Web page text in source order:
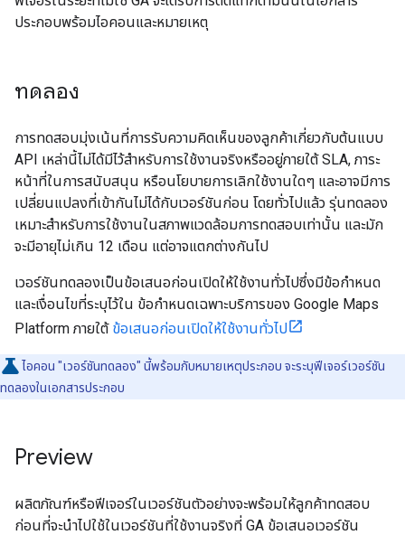
ประกอบพร้อมไอคอนและหมายเหตุ
ทดลอง
การทดสอบมุ่งเน้นที่การรับความคิดเห็นของลูกค้าเกี่ยวกับต้นแบบ
API เหล่านี้ไม่ได้มีไว้สำหรับการใช้งานจริงหรืออยู่ภายใต้ SLA, ภาระ
หน้าที่ในการสนับสนุน หรือนโยบายการเลิกใช้งานใดๆ และอาจมีการ
เปลี่ยนแปลงที่เข้ากันไม่ได้กับเวอร์ชันก่อน โดยทั่วไปแล้ว รุ่นทดลอง
เหมาะสําหรับการใช้งานในสภาพแวดล้อมการทดสอบเท่านั้น และมัก
จะมีอายุไม่เกิน 12 เดือน แต่อาจแตกต่างกันไป
เวอร์ชันทดลองเป็นข้อเสนอก่อนเปิดให้ใช้งานทั่วไปซึ่งมีข้อกำหนด
และเงื่อนไขที่ระบุไว้ใน ข้อกำหนดเฉพาะบริการของ Google Maps
Platform ภายใต้ ข้อเสนอก่อนเปิดให้ใช้งานทั่วไป
ไอคอน "เวอร์ชันทดลอง" นี้พร้อมกับหมายเหตุประกอบ จะระบุฟีเจอร์เวอร์ชัน
ทดลองในเอกสารประกอบ
Preview
ผลิตภัณฑ์หรือฟีเจอร์ในเวอร์ชันตัวอย่างจะพร้อมให้ลูกค้าทดสอบ
ก่อนที่จะนำไปใช้ในเวอร์ชันที่ใช้งานจริงที่ GA ข้อเสนอเวอร์ชัน